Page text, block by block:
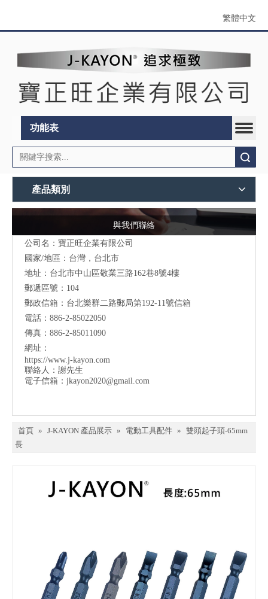
繁體中文
功能表
產品類別
與我們聯絡
公司名：寶正旺企業有限公司
國家/地區：台灣，台北市
地址：台北市中山區敬業三路162巷8號4樓
郵遞區號：104
郵政信箱：台北樂群二路郵局第192-11號信箱
電話：886-2-85022050
傳真：886-2-85011090
網址：
https://www.j-kayon.com
聯絡人：謝先生
電子信箱： jkayon2020@gmail.com
首頁 » J-KAYON 產品展示 » 電動工具配件 » 雙頭起子頭-65mm
長